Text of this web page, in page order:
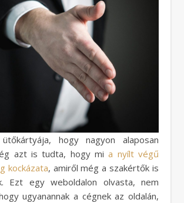
hogy nagyon alaposan
azt is tudta, hogy mia nyílt végű
kockázata, amiről még a szakértők is
Ezt egy weboldalon olvasta, nem
ugyanannak a cégnek az oldalán,